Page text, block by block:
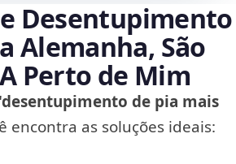
Desentupimento
Alemanha, São
Perto de Mim
de pia mais
encontra as soluções ideais: